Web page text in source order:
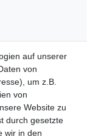
Zeichen
Ideal als
auf unserer
von
um z.B.
von
Website zu
durch gesetzte
wir in den